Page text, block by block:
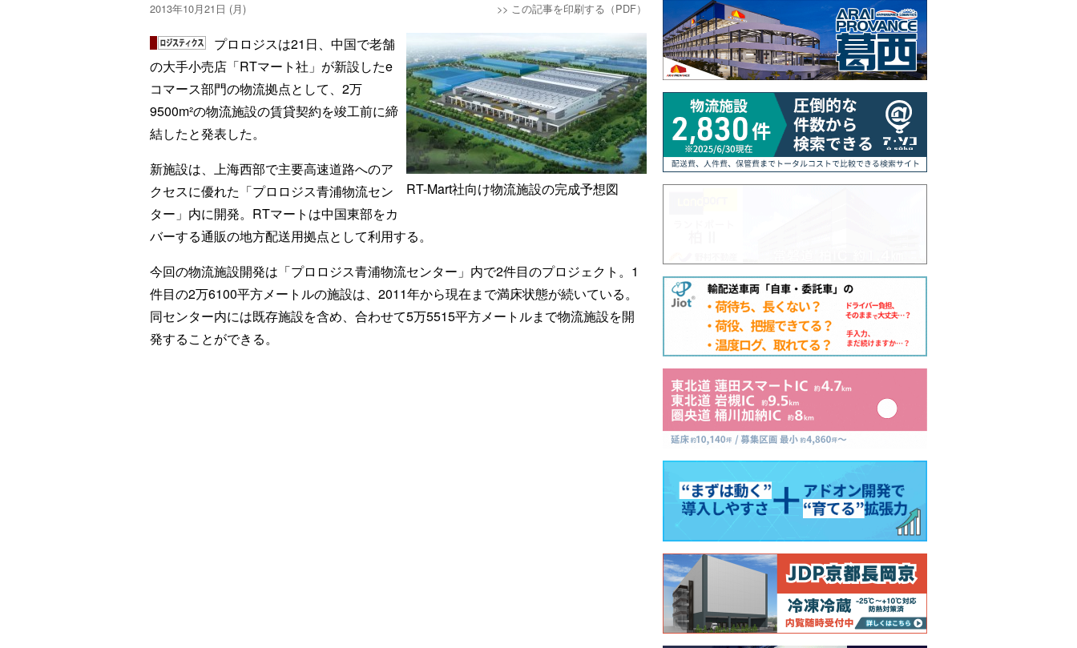
2013年10月21日 (月) >> この記事を印刷する（PDF）
RT-Mart社向け物流施設の完成予想図
プロロジスは21日、中国で老舗
の大手小売店「RTマート社」が新設したe
コマース部門の物流拠点として、2万
9500m²の物流施設の賃貸契約を竣工前に締
結したと発表した。
新施設は、上海西部で主要高速道路へのア
クセスに優れた「プロロジス青浦物流セン
ター」内に開発。RTマートは中国東部をカ
バーする通販の地方配送用拠点として利用する。
今回の物流施設開発は「プロロジス青浦物流センター」内で2件目のプロジェクト。1
件目の2万6100平方メートルの施設は、2011年から現在まで満床状態が続いている。
同センター内には既存施設を含め、合わせて5万5515平方メートルまで物流施設を開
発することができる。